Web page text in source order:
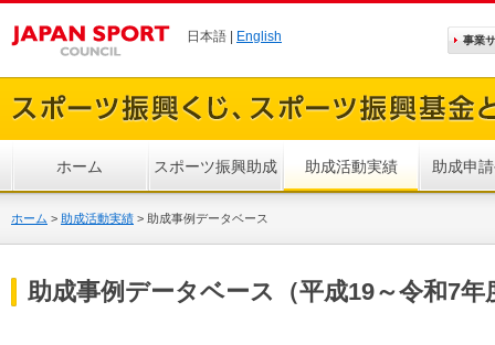
日本語 | English 事業
ホーム スポーツ振興助成 助成活動実績 助成申
ホーム > 助成活動実績 > 助成事例データベース
助成事例データベース（平成19～令和7年